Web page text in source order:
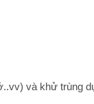
và khử trùng